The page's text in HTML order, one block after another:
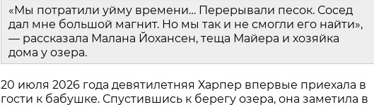
«Мы потратили уйму времени… Перерывали песок. Сосед
дал мне большой магнит. Но мы так и не смогли его найти»,
— рассказала Малана Йохансен, теща Майера и хозяйка
дома у озера.
20 июля 2026 года девятилетняя Харпер впервые приехала в
гости к бабушке. Спустившись к берегу озера, она заметила в